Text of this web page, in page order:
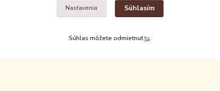
+421 911 881 967
antikvariat@antikvychod.sk
Nastavenia Súhlasím
Súhlas môžete odmietnuťtu.